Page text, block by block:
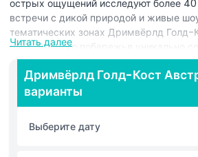
острых ощущений исследуют более 40
встречи с дикой природой и живые
тематических зонах Дримвёрлд Голд-
парк Золотого побережья уникально
аттракционы, такие как Стил Тайпан,
Южном полушарии американские
запуском, с более спокойными
в Ривертaуне и в «Стране мечты
Посетители проводят день, крутясь на
американских горках Jungle Rush,
Читать далее
Дримвёрлд Голд-Кост
варианты
Выберите дату